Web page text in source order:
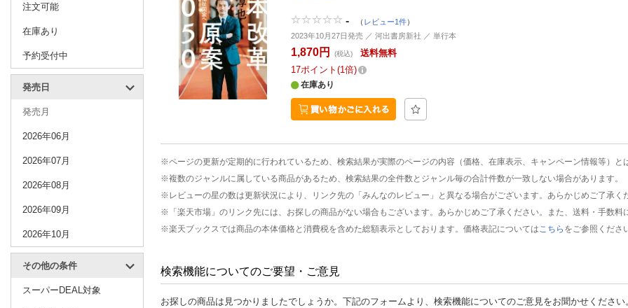
注文可能
在庫あり
予約受付中
発売日
発売月
2026年06月
2026年07月
2026年08月
2026年09月
2026年10月
その他の条件
スーパーDEAL対象
- （ レビュー1件）
2023年10月27日発売 ／ 河出書房新社 ／ 単行本
1,870円 (税込)
送料無料
17ポイント 1倍
在庫あり
※ページの更新が定期的に行われているため、検索結果が実際のページの内容（価格、在庫表示、キャンペーン情報等）と
※複数のジャンルに属している商品があるため、検索結果の全件数とジャンル毎の合計件数が一致しない場合があります。
※レビューの星の数は更新状況により、リンク先の「みんなのレビュー」と異なる場合がございます。あらかじめご了承く
※「楽天市場」のリンク先には、お探しの商品がない場合もございます。あらかじめご了承ください。また、送料・手数料
※楽天ブックスでは商品の本体価格と消費税を含めた総額表示としております。価格表記については こちら をご参照くださ
検索機能についてのご要望・ご意見
お探しの商品は見つかりましたでしょうか。下記のフォームより、検索機能についてのご意見をお聞かせください